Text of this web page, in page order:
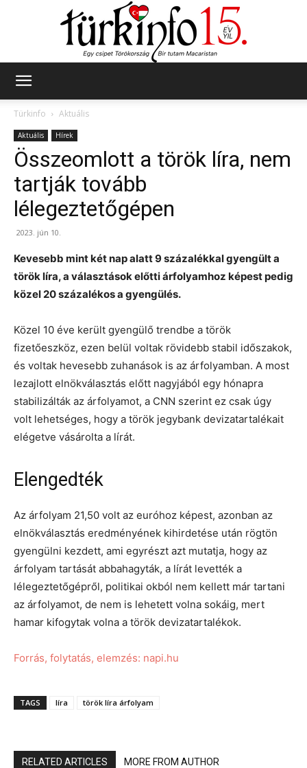
Türkinfo
Aktuális
Aktuális Hírek
Összeomlott a török líra, nem
tartják tovább
lélegeztetőgépen
2023. jún 10.
Kevesebb mint két nap alatt 9 százalékkal gyengült a
török líra, a választások előtti árfolyamhoz képest pedig
közel 20 százalékos a gyengülés.
Közel 10 éve került gyengülő trendbe a török
fizetőeszköz, ezen belül voltak rövidebb stabil időszakok,
és voltak hevesebb zuhanások is az árfolyamban. A most
lezajlott elnökválasztás előtt nagyjából egy hónapra
stabilizálták az árfolyamot, a CNN szerint ez csak úgy
volt lehetséges, hogy a török jegybank devizatartalékait
elégetve vásárolta a lírát.
Elengedték
Az árfolyam 21,50 volt az euróhoz képest, azonban az
elnökválasztás eredményének kihirdetése után rögtön
gyengülni kezdett, ami egyrészt azt mutatja, hogy az
árfolyam tartását abbahagyták, a lírát levették a
lélegeztetőgépről, politikai okból nem kellett már tartani
az árfolyamot, de nem is lehetett volna sokáig, mert
hamar kifogytak volna a török devizatartalékok.
Forrás, folytatás, elemzés: napi.hu
TAGS líra török líra árfolyam
RELATED ARTICLES MORE FROM AUTHOR